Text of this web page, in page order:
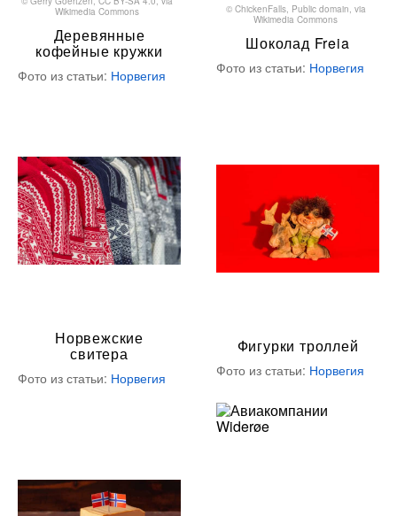
Wikimedia Commons
Деревянные
кофейные кружки
Фото из статьи: Норвегия
© ChickenFalls, Public domain, via
Wikimedia Commons
Шоколад Freia
Фото из статьи: Норвегия
Норвежские
свитера
Фото из статьи: Норвегия
Фигурки троллей
Фото из статьи: Норвегия